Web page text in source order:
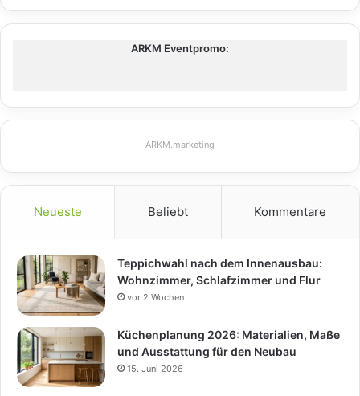
ARKM Eventpromo:
ARKM.marketing
Neueste Beliebt Kommentare
Teppichwahl nach dem Innenausbau:
Wohnzimmer, Schlafzimmer und Flur
vor 2 Wochen
Küchenplanung 2026: Materialien, Maße
und Ausstattung für den Neubau
15. Juni 2026